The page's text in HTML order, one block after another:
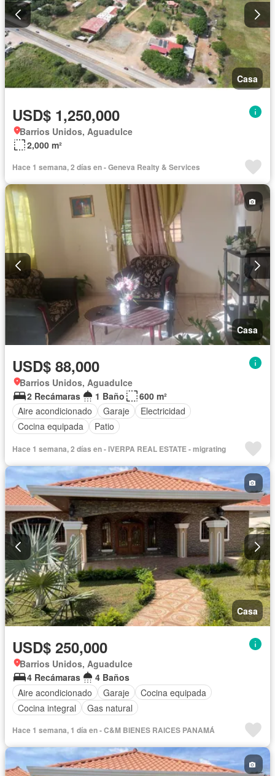
Casa
USD$ 1,250,000
Barrios Unidos, Aguadulce
2,000 m²
Hace 1 semana, 2 días en - Geneva Realty & Services
Casa
USD$ 88,000
Barrios Unidos, Aguadulce
2 Recámaras
1 Baño
600 m²
Aire acondicionado
Garaje
Electricidad
Cocina equipada
Patio
Hace 1 semana, 2 días en - IVERPA REAL ESTATE - migrating
Casa
USD$ 250,000
Barrios Unidos, Aguadulce
4 Recámaras
4 Baños
Aire acondicionado
Garaje
Cocina equipada
Cocina integral
Gas natural
Hace 1 semana, 1 día en - C&M BIENES RAICES PANAMÁ